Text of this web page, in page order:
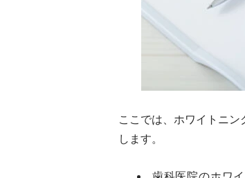
ここでは、ホワイトニ
します。